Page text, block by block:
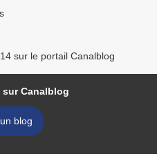
sur le portail Canalblog
Canalblog
blog